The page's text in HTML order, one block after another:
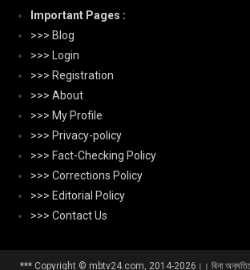
Important Pages :
>>> Blog
>>> Login
>>> Registration
>>> About
>>> My Profile
>>> Privacy-policy
>>> Fact-Checking Policy
>>> Corrections Policy
>>> Editorial Policy
>>> Contact Us
*** Copyright © mbtv24.com, 2014-2026।। বিনা অনুমতিতে